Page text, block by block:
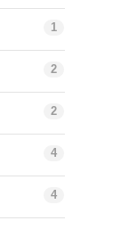
1
2
2
4
4